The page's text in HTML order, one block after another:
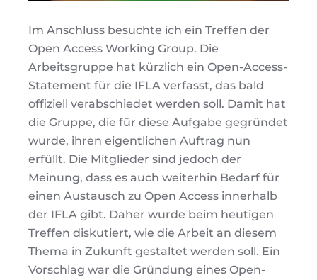
Im Anschluss besuchte ich ein Treffen der
Open Access Working Group. Die
Arbeitsgruppe hat kürzlich ein Open-Access-
Statement für die IFLA verfasst, das bald
offiziell verabschiedet werden soll. Damit hat
die Gruppe, die für diese Aufgabe gegründet
wurde, ihren eigentlichen Auftrag nun
erfüllt. Die Mitglieder sind jedoch der
Meinung, dass es auch weiterhin Bedarf für
einen Austausch zu Open Access innerhalb
der IFLA gibt. Daher wurde beim heutigen
Treffen diskutiert, wie die Arbeit an diesem
Thema in Zukunft gestaltet werden soll. Ein
Vorschlag war die Gründung eines Open-